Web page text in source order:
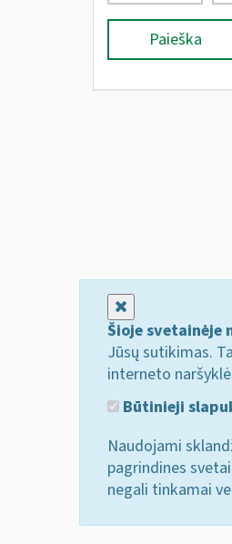
Paieška
Šioje svetainėje
Jūsų sutikimas.
interneto
Būtinieji
Naudojami
pagrindines
negali tinkamai